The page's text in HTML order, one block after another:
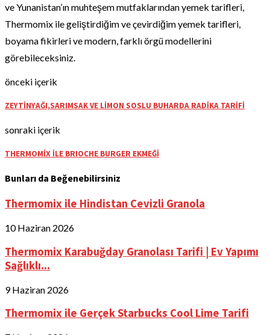
ve Yunanistan’ın muhteşem mutfaklarından yemek tarifleri,
Thermomix ile geliştirdiğim ve çevirdiğim yemek tarifleri,
boyama fikirleri ve modern, farklı örgü modellerini
görebileceksiniz.
önceki içerik
ZEYTİNYAĞI,SARIMSAK VE LİMON SOSLU BUHARDA RADİKA TARİFİ
sonraki içerik
THERMOMİX İLE BRIOCHE BURGER EKMEĞİ
Bunları da Beğenebilirsiniz
Thermomix ile Hindistan Cevizli Granola
10 Haziran 2026
Thermomix Karabuğday Granolası Tarifi | Ev Yapımı
Sağlıklı...
9 Haziran 2026
Thermomix ile Gerçek Starbucks Cool Lime Tarifi